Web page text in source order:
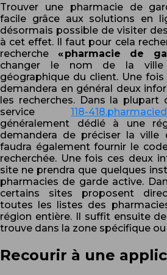
Trouver une pharmacie de
facile grâce aux solutions en
désormais possible de visiter
à cet effet. Il faut pour cela
recherche « pharmacie de
changer le nom de la ville
géographique du client. Une
demandera en général deux
les recherches. Dans la plupart
service 118-
généralement dédié à une
demandera de préciser la ville
faudra également fournir le
recherchée. Une fois ces deux
site ne prendra que quelques
pharmacies de garde active.
certains sites proposent
toutes les listes des
région entière. Il suffit ensuite
trouve dans la zone spécifique
Recourir à une